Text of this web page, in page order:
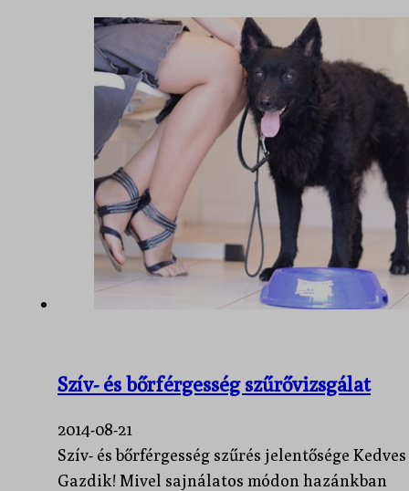
Szív- és bőrférgesség szűrővizsgálat
2014-08-21
Szív- és bőrférgesség szűrés jelentősége Kedves
Gazdik! Mivel sajnálatos módon hazánkban